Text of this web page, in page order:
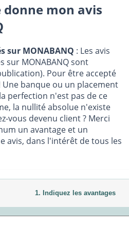
donne mon avis
sur MONABANQ : Les avis
sur MONABANQ sont
Pour être accepté
banque ou un placement
perfection n'est pas de ce
la nullité absolue n'existe
vous devenu client ? Merci
un avantage et un
avis, dans l'intérêt de tous les
1. Indiquez les avantages